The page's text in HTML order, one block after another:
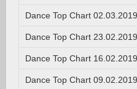
Dance Top Chart 02.03.2019.
Dance Top Chart 23.02.2019.
Dance Top Chart 16.02.2019.
Dance Top Chart 09.02.2019.